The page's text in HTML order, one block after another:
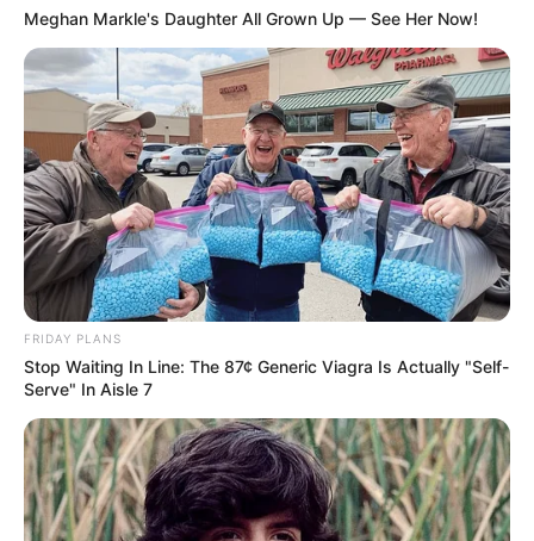
Meghan Markle's Daughter All Grown Up — See Her Now!
FRIDAY PLANS
Stop Waiting In Line: The 87¢ Generic Viagra Is Actually "Self-
Serve" In Aisle 7